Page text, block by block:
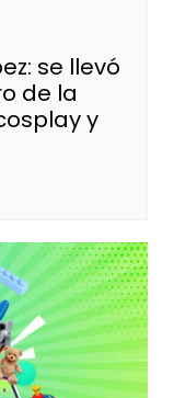
se llevó
de la
y